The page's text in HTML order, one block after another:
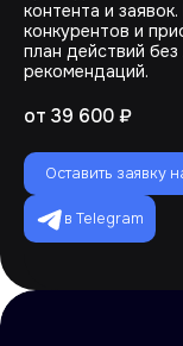
контента и
конкурентов и
план действий
рекомендаций.
от 39 600 ₽
Оставить заявку
в Telegram